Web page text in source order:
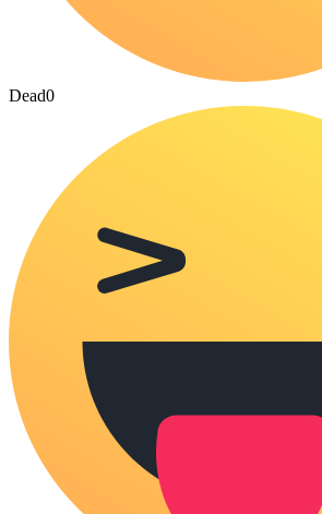
Dead0